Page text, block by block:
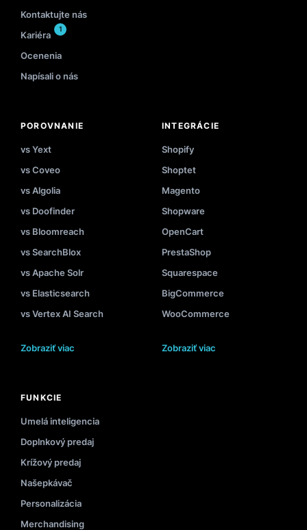
Kontaktujte nás
Kariéra
1
Ocenenia
Napísali o nás
POROVNANIE
vs Yext
vs Coveo
vs Algolia
vs Doofinder
vs Bloomreach
vs SearchBlox
vs Apache Solr
vs Elasticsearch
vs Vertex AI Search
Zobraziť viac
INTEGRÁCIE
Shopify
Shoptet
Magento
Shopware
OpenCart
PrestaShop
Squarespace
BigCommerce
WooCommerce
Zobraziť viac
FUNKCIE
Umelá inteligencia
Doplnkový predaj
Krížový predaj
Našepkávač
Personalizácia
Merchandising